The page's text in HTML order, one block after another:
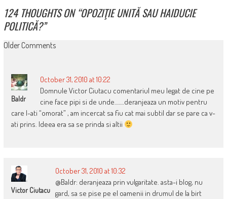
124 THOUGHTS ON “OPOZIŢIE UNITĂ SAU HAIDUCIE
POLITICĂ?”
COMMENT
Older Comments
Baldr
October 31, 2010 at 10:22
Domnule Victor Ciutacu comentariul meu legat de cine pe
cine face pipi si de unde…….deranjeaza un motiv pentru
care l-ati “omorat” , am incercat sa fiu cat mai subtil dar se pare ca v-
ati prins. Ideea era sa se prinda si altii
Victor Ciutacu
October 31, 2010 at 10:32
@Baldr: deranjeaza prin vulgaritate. asta-i blog, nu
gard, sa se pise pe el oamenii in drumul de la birt